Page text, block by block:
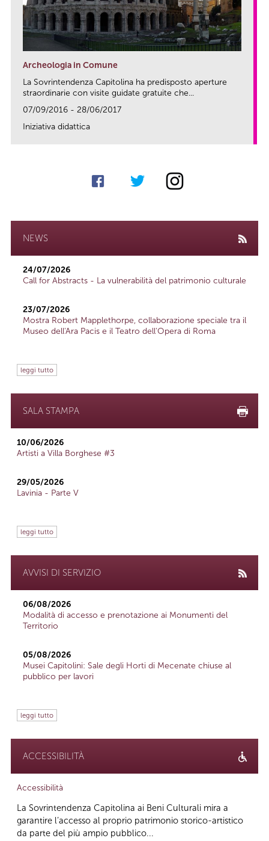
Archeologia in Comune
La Sovrintendenza Capitolina ha predisposto aperture
straordinarie con visite guidate gratuite che...
07/09/2016 - 28/06/2017
Iniziativa didattica
NEWS
24/07/2026
Call for Abstracts - La vulnerabilità del patrimonio culturale
23/07/2026
Mostra Robert Mapplethorpe, collaborazione speciale tra il
Museo dell'Ara Pacis e il Teatro dell'Opera di Roma
leggi tutto
SALA STAMPA
10/06/2026
Artisti a Villa Borghese #3
29/05/2026
Lavinia - Parte V
leggi tutto
AVVISI DI SERVIZIO
06/08/2026
Modalità di accesso e prenotazione ai Monumenti del
Territorio
05/08/2026
Musei Capitolini: Sale degli Horti di Mecenate chiuse al
pubblico per lavori
leggi tutto
ACCESSIBILITÀ
Accessibilità
La Sovrintendenza Capitolina ai Beni Culturali mira a
garantire l’accesso al proprio patrimonio storico-artistico
da parte del più ampio pubblico...